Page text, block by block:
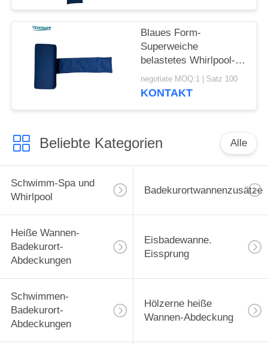
Freien heiße Wanne
Blaues Form-
Superweiche
belastetes Whirlpool-
Kissen der Farbet für
Massage-Badekurort
negotiate MOQ:1 | Satz 100
KONTAKT
Beliebte Kategorien Alle
Schwimm-Spa und
Whirlpool
Badekurortwannenzusätze
Heiße Wannen-
Badekurort-
Abdeckungen
Eisbadewanne.
Eissprung
Schwimmen-
Badekurort-
Abdeckungen
Hölzerne heiße
Wannen-Abdeckung